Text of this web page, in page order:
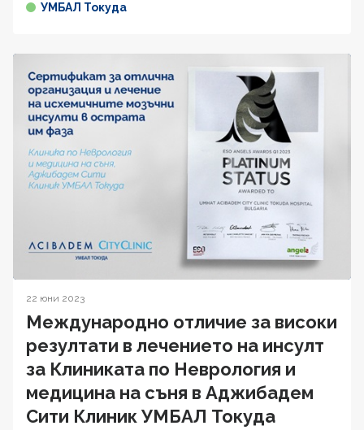
УМБАЛ Токуда
22 юни 2023
Международно отличие за високи
резултати в лечението на инсулт
за Клиниката по Неврология и
медицина на съня в Аджибадем
Сити Клиник УМБАЛ Токуда